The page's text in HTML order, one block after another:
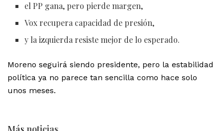
el PP gana, pero pierde margen,
Vox recupera capacidad de presión,
y la izquierda resiste mejor de lo esperado.
Moreno seguirá siendo presidente, pero la estabilidad
política ya no parece tan sencilla como hace solo
unos meses.